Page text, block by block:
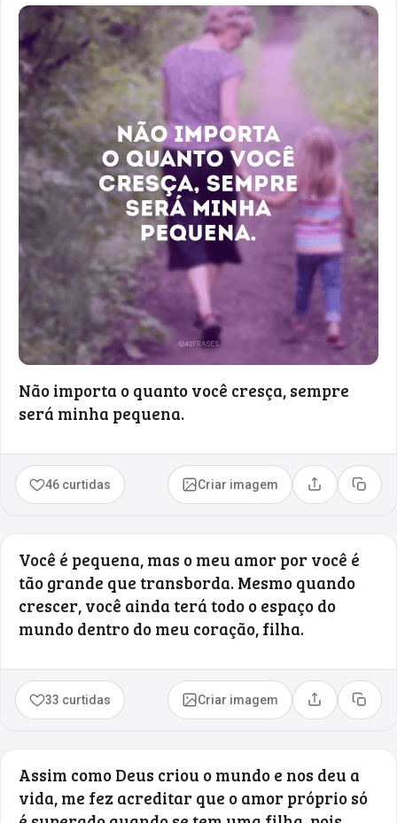
Não importa o quanto você cresça, sempre
será minha pequena.
46 curtidas Criar imagem Compartilhar
Copiar
Você é pequena, mas o meu amor por você é
tão grande que transborda. Mesmo quando
crescer, você ainda terá todo o espaço do
mundo dentro do meu coração, filha.
33 curtidas Criar imagem Compartilhar
Copiar
Assim como Deus criou o mundo e nos deu a
vida, me fez acreditar que o amor próprio só